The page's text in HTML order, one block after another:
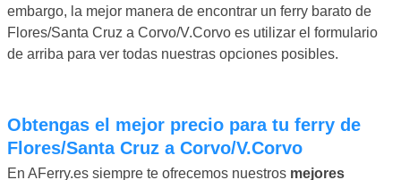
embargo, la mejor manera de encontrar un ferry barato de
Flores/Santa Cruz a Corvo/V.Corvo es utilizar el formulario
de arriba para ver todas nuestras opciones posibles.
Obtengas el mejor precio para tu ferry de
Flores/Santa Cruz a Corvo/V.Corvo
En AFerry.es siempre te ofrecemos nuestros mejores